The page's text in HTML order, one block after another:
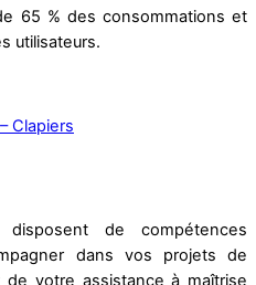
65 % des consommations et
utilisateurs.
Clapiers
disposent de compétences
dans vos projets de
votre assistance à maîtrise